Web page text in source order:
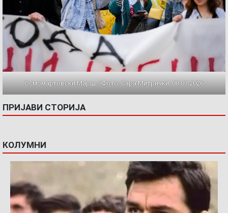
Осмомартовски Марш / Фото: Сара Митрички, 08.03.2026
ПРИЈАВИ СТОРИЈА
КОЛУМНИ